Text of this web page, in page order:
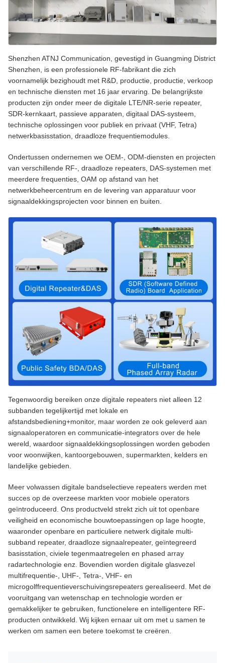
Shenzhen ATNJ Communication, gevestigd in Guangming District
Shenzhen, is een professionele RF-fabrikant die zich
voornamelijk bezighoudt met R&D, productie, productie, verkoop
en technische diensten met 16 jaar ervaring. De belangrijkste
producten zijn onder meer de digitale LTE/NR-serie repeater,
SDR-kernkaart, passieve apparaten, digitaal DAS-systeem,
technische oplossingen voor publiek en privaat (VHF, Tetra)
netwerkbasisstation, draadloze frequentiemodules.
Ondertussen ondernemen we OEM-, ODM-diensten en projecten
van verschillende RF-, draadloze repeaters, DAS-systemen met
meerdere frequenties, OAM op afstand van het
netwerkbeheercentrum en de levering van apparatuur voor
signaaldekkingsprojecten voor binnen en buiten.
Tegenwoordig bereiken onze digitale repeaters niet alleen 12
subbanden tegelijkertijd met lokale en
afstandsbediening+monitor, maar worden ze ook geleverd aan
signaaloperatoren en communicatie-integrators over de hele
wereld, waardoor signaaldekkingsoplossingen worden geboden
voor woonwijken, kantoorgebouwen, supermarkten, kelders en
landelijke gebieden.
Meer volwassen digitale bandselectieve repeaters werden met
succes op de overzeese markten voor mobiele operators
geïntroduceerd. Ons productveld strekt zich uit tot openbare
veiligheid en economische bouwtoepassingen op lage hoogte,
waaronder openbare en particuliere netwerk digitale multi-
subband repeater, draadloze signaalrepeater, geïntegreerd
basisstation, civiele tegenmaatregelen en phased array
radartechnologie enz. Bovendien worden digitale glasvezel
multifrequentie-, UHF-, Tetra-, VHF- en
microgolffrequentieverschuivingsrepeaters gerealiseerd. Met de
vooruitgang van wetenschap en technologie worden er
gemakkelijker te gebruiken, functionelere en intelligentere RF-
producten ontwikkeld. Wij kijken ernaar uit om met u samen te
werken om samen een betere toekomst te creëren.